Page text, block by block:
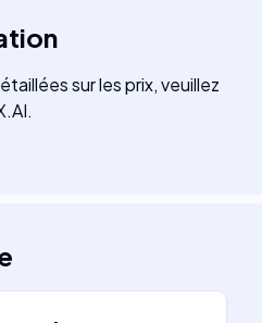
sur les prix, veuillez